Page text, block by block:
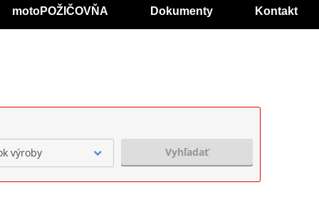
motoPOŽIČOVŇA Dokumenty Kontakt
výroby Vyhľadať